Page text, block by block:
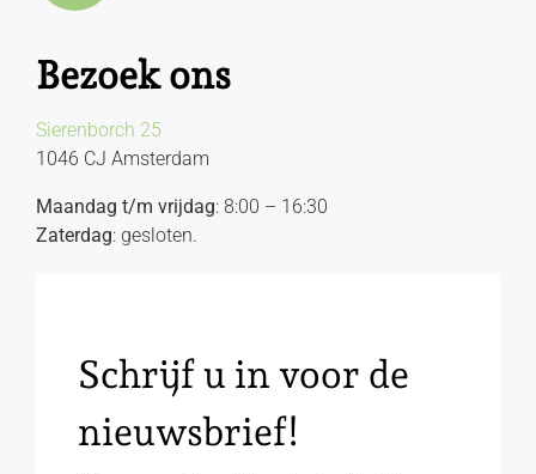
Bezoek ons
Sierenborch 25
1046 CJ Amsterdam
Maandag t/m vrijdag: 8:00 – 16:30
Zaterdag: gesloten.
Schrijf u in voor de
nieuwsbrief!